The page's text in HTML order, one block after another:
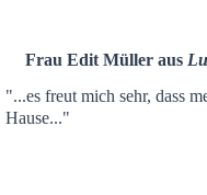
Frau Edit Müller aus
"...es freut mich sehr, dass
Hause..."